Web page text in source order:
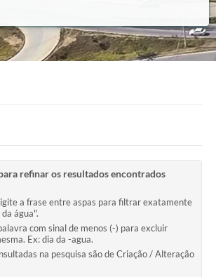
refinar os resultados encontrados
a frase entre aspas para filtrar exatamente
água".
com sinal de menos (-) para excluir
Ex: dia da -agua.
na pesquisa são de Criação / Alteração